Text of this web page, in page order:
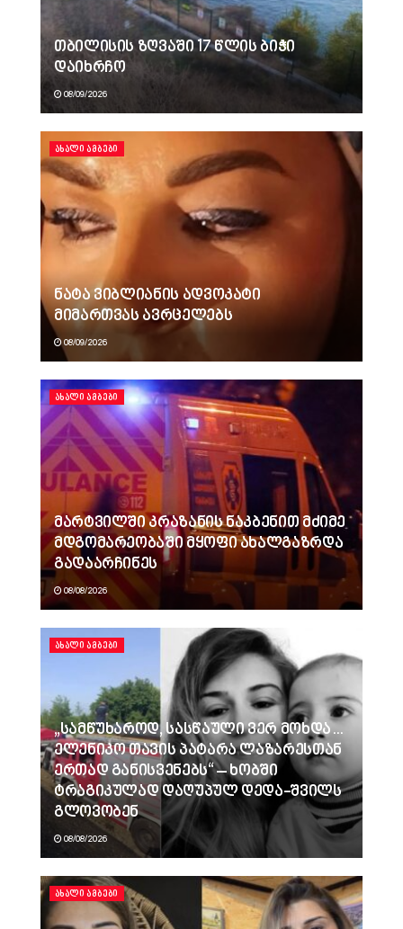
თბილისის ზღვაში 17 წლის ბიჭი
დაიხრჩო
08/09/2026
ᲐᲮᲐᲚᲘ ᲐᲛᲑᲔᲑᲘ
ნატა ვიბლიანის ადვოკატი
მიმართვას ავრცელებს
08/09/2026
ᲐᲮᲐᲚᲘ ᲐᲛᲑᲔᲑᲘ
მარტვილში კრაზანის ნაკბენით მძიმე
მდგომარეობაში მყოფი ახალგაზრდა
გადაარჩინეს
08/08/2026
ᲐᲮᲐᲚᲘ ᲐᲛᲑᲔᲑᲘ
„სამწუხაროდ, სასწაული ვერ მოხდა…
ელენიკო თავის პატარა ლაზარესთან
ერთად განისვენებს“ – ხობში
ტრაგიკულად დაღუპულ დედა-შვილს
გლოვობენ
08/08/2026
ᲐᲮᲐᲚᲘ ᲐᲛᲑᲔᲑᲘ